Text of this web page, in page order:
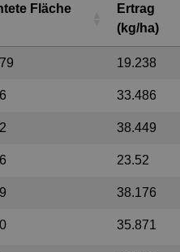
Fläche
Ertrag
(kg/ha)
19.238
33.486
38.449
23.52
38.176
35.871